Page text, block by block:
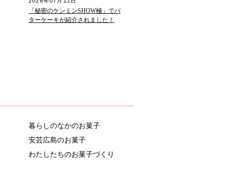
「秘密のケンミンSHOW極」でバ
ターケーキが紹介されました！
暮らしのなかのお菓子
安芸広島のお菓子
わたしたちのお菓子づくり